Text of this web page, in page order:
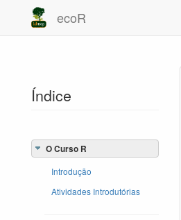
ecoR
Índice
O Curso R
Introdução
Atividades Introdutórias